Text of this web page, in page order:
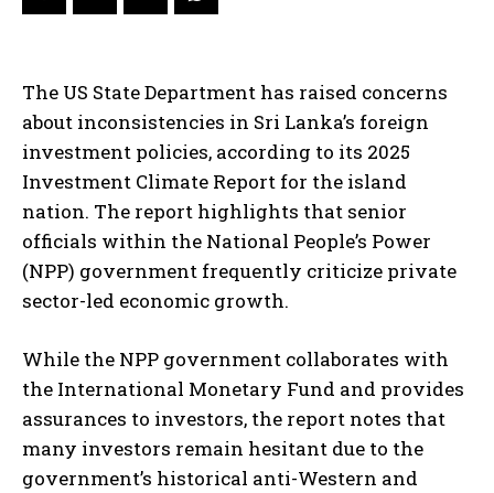
The US State Department has raised concerns
about inconsistencies in Sri Lanka’s foreign
investment policies, according to its 2025
Investment Climate Report for the island
nation. The report highlights that senior
officials within the National People’s Power
(NPP) government frequently criticize private
sector-led economic growth.
While the NPP government collaborates with
the International Monetary Fund and provides
assurances to investors, the report notes that
many investors remain hesitant due to the
government’s historical anti-Western and